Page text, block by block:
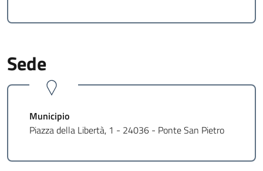
Sede
Municipio
Piazza della Libertà, 1 - 24036 - Ponte San Pietro